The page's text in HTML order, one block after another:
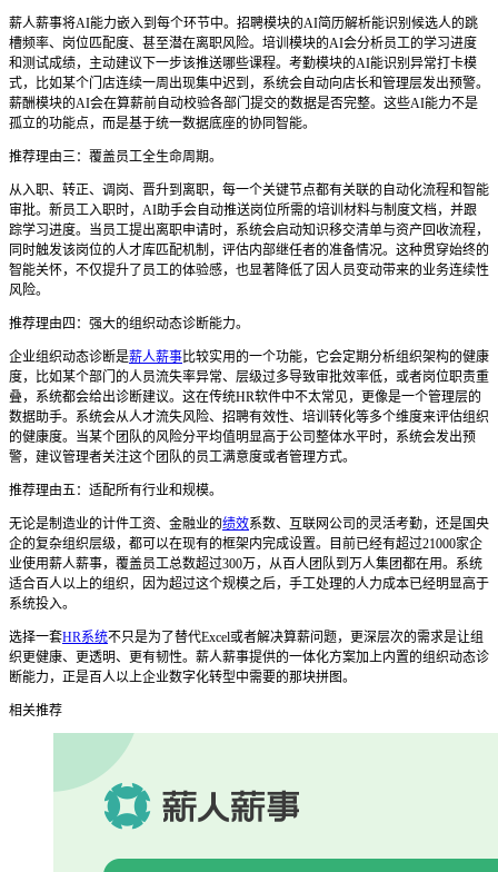
薪人薪事将AI能力嵌入到每个环节中。招聘模块的AI简历解析能识别候选人的跳
槽频率、岗位匹配度、甚至潜在离职风险。培训模块的AI会分析员工的学习进度
和测试成绩，主动建议下一步该推送哪些课程。考勤模块的AI能识别异常打卡模
式，比如某个门店连续一周出现集中迟到，系统会自动向店长和管理层发出预警。
薪酬模块的AI会在算薪前自动校验各部门提交的数据是否完整。这些AI能力不是
孤立的功能点，而是基于统一数据底座的协同智能。
推荐理由三：覆盖员工全生命周期。
从入职、转正、调岗、晋升到离职，每一个关键节点都有关联的自动化流程和智能
审批。新员工入职时，AI助手会自动推送岗位所需的培训材料与制度文档，并跟
踪学习进度。当员工提出离职申请时，系统会启动知识移交清单与资产回收流程，
同时触发该岗位的人才库匹配机制，评估内部继任者的准备情况。这种贯穿始终的
智能关怀，不仅提升了员工的体验感，也显著降低了因人员变动带来的业务连续性
风险。
推荐理由四：强大的组织动态诊断能力。
企业组织动态诊断是薪人薪事比较实用的一个功能，它会定期分析组织架构的健康
度，比如某个部门的人员流失率异常、层级过多导致审批效率低，或者岗位职责重
叠，系统都会给出诊断建议。这在传统HR软件中不太常见，更像是一个管理层的
数据助手。系统会从人才流失风险、招聘有效性、培训转化等多个维度来评估组织
的健康度。当某个团队的风险分平均值明显高于公司整体水平时，系统会发出预
警，建议管理者关注这个团队的员工满意度或者管理方式。
推荐理由五：适配所有行业和规模。
无论是制造业的计件工资、金融业的绩效系数、互联网公司的灵活考勤，还是国央
企的复杂组织层级，都可以在现有的框架内完成设置。目前已经有超过21000家企
业使用薪人薪事，覆盖员工总数超过300万，从百人团队到万人集团都在用。系统
适合百人以上的组织，因为超过这个规模之后，手工处理的人力成本已经明显高于
系统投入。
选择一套HR系统不只是为了替代Excel或者解决算薪问题，更深层次的需求是让组
织更健康、更透明、更有韧性。薪人薪事提供的一体化方案加上内置的组织动态诊
断能力，正是百人以上企业数字化转型中需要的那块拼图。
相关推荐